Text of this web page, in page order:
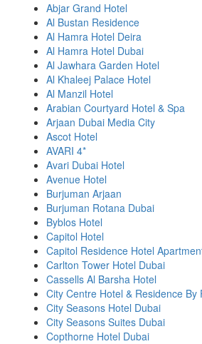
Abjar Grand Hotel
Al Bustan Residence
Al Hamra Hotel Deira
Al Hamra Hotel Dubai
Al Jawhara Garden Hotel
Al Khaleej Palace Hotel
Al Manzil Hotel
Arabian Courtyard Hotel & Spa
Arjaan Dubai Media City
Ascot Hotel
AVARI 4*
Avari Dubai Hotel
Avenue Hotel
Burjuman Arjaan
Burjuman Rotana Dubai
Byblos Hotel
Capitol Hotel
Capitol Residence Hotel
Carlton Tower Hotel Dubai
Cassells Al Barsha Hotel
City Centre Hotel & Residence By
City Seasons Hotel Dubai
City Seasons Suites Dubai
Copthorne Hotel Dubai